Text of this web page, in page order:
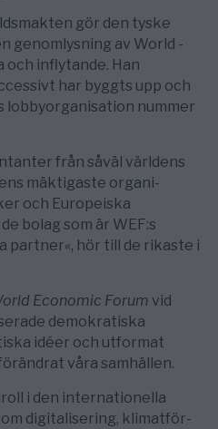
gör den tyske
genomlysning av World
och inflytande. Han
har byggts upp och
lobby­­orga­nis­a­tio­n nummer
från så­väl världens
mäktigaste orga­ni­
och Europeiska
bolag som är WEF:s
hör till de rikaste i
­Economic ­Forum vid
demokratiska
idéer och utformat
våra samhäl­len.
i den internationella
digitalisering, ­kli­mat­­för­